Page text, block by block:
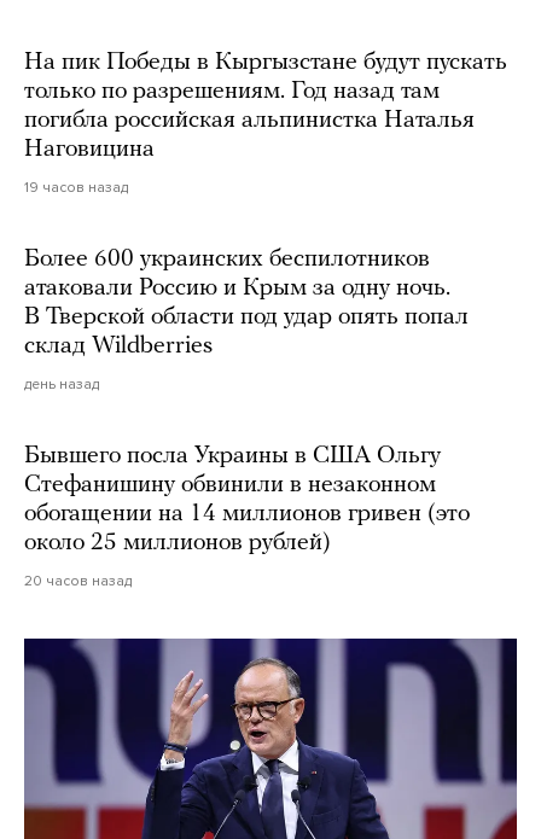
На пик Победы в Кыргызстане будут пускать
только по разрешениям. Год назад там
погибла российская альпинистка Наталья
Наговицина
19 часов назад
Более 600 украинских беспилотников
атаковали Россию и Крым за одну ночь.
В Тверской области под удар опять попал
склад Wildberries
день назад
Бывшего посла Украины в США Ольгу
Стефанишину обвинили в незаконном
обогащении на 14 миллионов гривен (это
около 25 миллионов рублей)
20 часов назад